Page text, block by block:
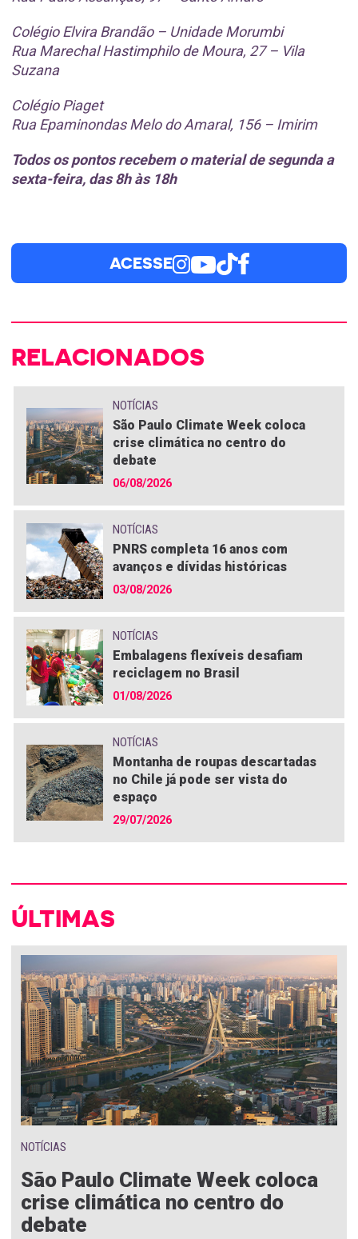
Colégio Elvira Brandão – Unidade Morumbi
Rua Marechal Hastimphilo de Moura, 27 – Vila
Suzana
Colégio Piaget
Rua Epaminondas Melo do Amaral, 156 – Imirim
Todos os pontos recebem o material de segunda a
sexta-feira, das 8h às 18h
ACESSE
RELACIONADOS
NOTÍCIAS
São Paulo Climate Week coloca
crise climática no centro do
debate
06/08/2026
NOTÍCIAS
PNRS completa 16 anos com
avanços e dívidas históricas
03/08/2026
NOTÍCIAS
Embalagens flexíveis desafiam
reciclagem no Brasil
01/08/2026
NOTÍCIAS
Montanha de roupas descartadas
no Chile já pode ser vista do
espaço
29/07/2026
ÚLTIMAS
NOTÍCIAS
São Paulo Climate Week coloca
crise climática no centro do
debate